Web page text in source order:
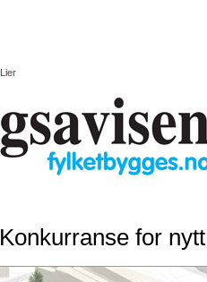
Lier
Konkurranse for